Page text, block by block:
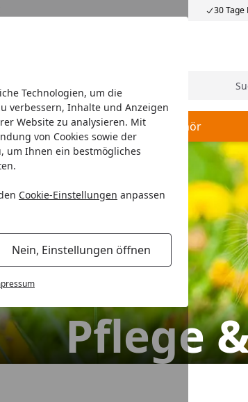
Technologien, um die
verbessern, Inhalte und Anzeigen
Website zu analysieren. Mit
von Cookies sowie der
um Ihnen ein bestmögliches
Cookie-Einstellungen anpassen
Nein, Einstellungen öffnen
30 Tage
Sommerhits Suche
Pflege & Hygiene Zubehör
Pflege